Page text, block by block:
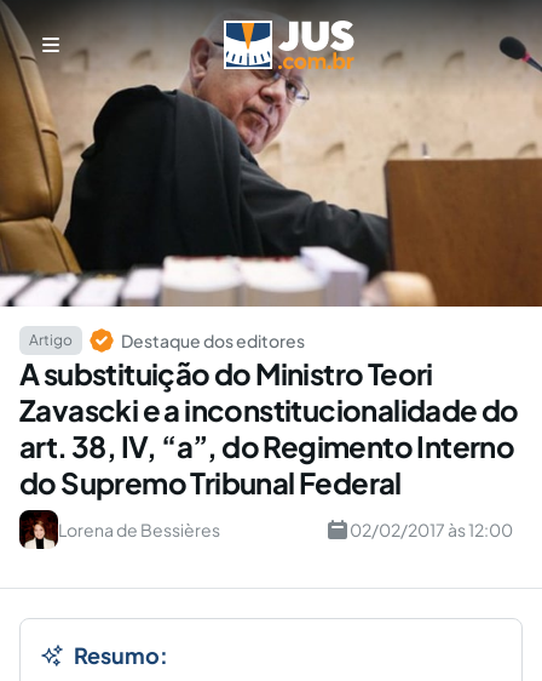
Artigo Destaque dos editores
A substituição do Ministro Teori
Zavascki e a inconstitucionalidade do
art. 38, IV, “a”, do Regimento Interno
do Supremo Tribunal Federal
Lorena de Bessières 02/02/2017 às 12:00
Resumo: